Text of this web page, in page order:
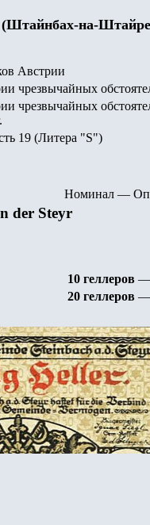
(Штайнбах-на-
Австрии
чрезвычайных
чрезвычайных
19 (Литера "S")
Номинал —
der Steyr
10 геллеров —
20 геллеров —